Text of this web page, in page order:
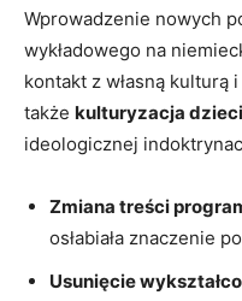
Wprowadzenie nowych
wykładowego na
kontakt z własną kulturą
także kulturyzacja dzieci
ideologicznej‍
Zmiana treści
osłabiała znaczenie
Usunięcie